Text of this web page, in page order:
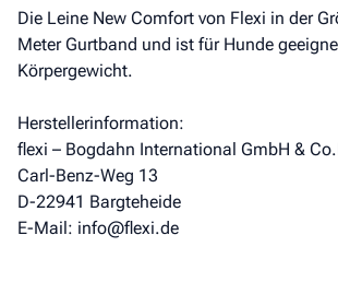
Die Leine New Comfort von Flexi in der
Meter Gurtband und ist für Hunde
Körpergewicht.
Herstellerinformation:
flexi – Bogdahn International GmbH &
Carl-Benz-Weg 13
D-22941 Bargteheide
E-Mail: info@flexi.de